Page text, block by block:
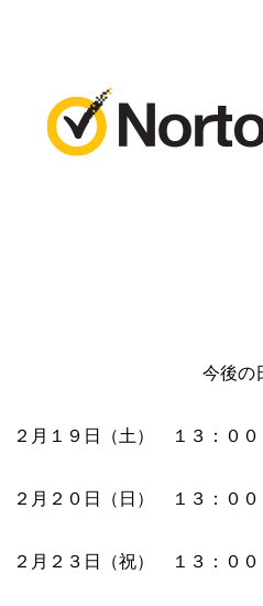
今後の
２月１９日（土） １３
２月２０日（日） １３
２月２３日（祝） １３